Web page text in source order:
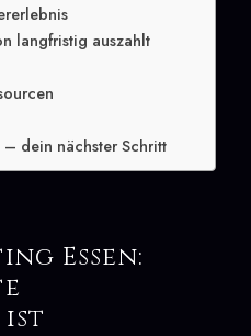
langfristig auszahlt
– dein nächster Schritt
Essen:
ist